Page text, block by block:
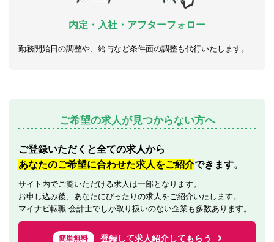
内定・入社・アフターフォロー
勤務開始日の調整や、給与など条件面の調整も代行いたします。
ご希望の求人が見つからない方へ
ご登録いただくと全ての求人から
あなたのご希望に合わせた求人をご紹介できます。
サイト内でご覧いただける求人は一部となります。
お申し込み後、あなたにぴったりの求人をご紹介いたします。
マイナビ転職 会計士でしか取り扱いのない企業も多数あります。
簡単無料 登録して求人紹介してもらう